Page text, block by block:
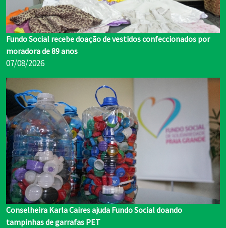
Fundo Social recebe doação de vestidos confeccionados por
moradora de 89 anos
07/08/2026
Conselheira Karla Caires ajuda Fundo Social doando
tampinhas de garrafas PET